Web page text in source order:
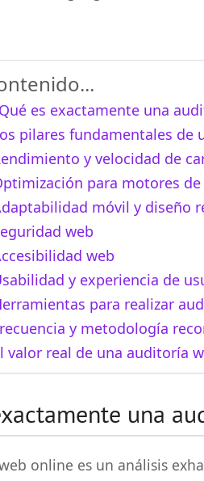
es exactamente una
pilares fundamentales de
y velocidad de
para motores de
móvil y diseño
web
web
y experiencia de
para realizar
y metodología
valor real de una auditoría
una
online es un análisis